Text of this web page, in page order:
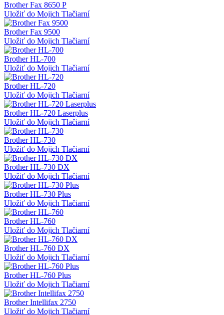
Brother Fax 8650 P
Uložiť do Mojich Tlačiarní
Brother Fax 9500
Uložiť do Mojich Tlačiarní
Brother HL-700
Uložiť do Mojich Tlačiarní
Brother HL-720
Uložiť do Mojich Tlačiarní
Brother HL-720 Laserplus
Uložiť do Mojich Tlačiarní
Brother HL-730
Uložiť do Mojich Tlačiarní
Brother HL-730 DX
Uložiť do Mojich Tlačiarní
Brother HL-730 Plus
Uložiť do Mojich Tlačiarní
Brother HL-760
Uložiť do Mojich Tlačiarní
Brother HL-760 DX
Uložiť do Mojich Tlačiarní
Brother HL-760 Plus
Uložiť do Mojich Tlačiarní
Brother Intellifax 2750
Uložiť do Mojich Tlačiarní